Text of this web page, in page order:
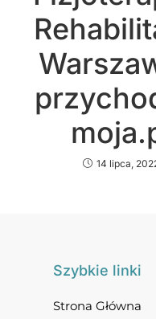
14 lipca,
Szybkie linki
Strona Główna